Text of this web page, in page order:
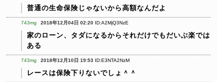
普通の生命保険じゃないから高額なんだよ
743mg 2018年12月04日 02:20 ID:A2MjQ3NzE
家のローン、タダになるからそれだけでもだいぶ楽では
ある
743mg 2018年12月10日 19:53 ID:E3NTA2NzM
レースは保険下りないでしょ＾＾